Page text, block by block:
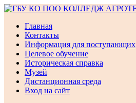
Перейти
содержимому
Главная
Контакты
Информация для поступающих
Целевое обучение
Историческая справка
Музей
Дистанционная среда
Вход на сайт